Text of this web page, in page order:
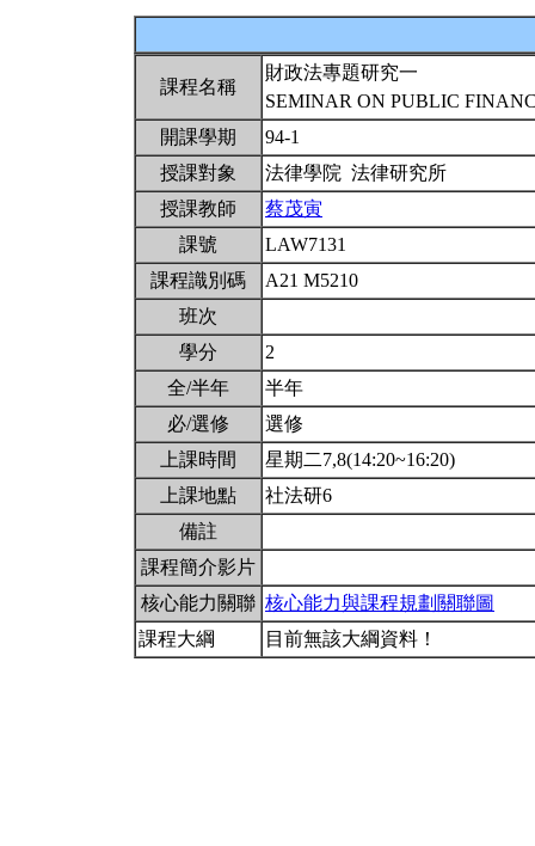
課程名稱
財政法專題研究一
SEMINAR ON PUBLIC
開課學期
94-1
授課對象
法律學院 法律研究所
授課教師
蔡茂寅
課號
LAW7131
課程識別碼
A21 M5210
班次
學分
2
全/半年
半年
必/選修
選修
上課時間
星期二7,8(14:20~16:20)
上課地點
社法研6
備註
課程簡介影片
核心能力關聯 核心能力與課程規劃關聯圖
課程大綱
目前無該大綱資料！